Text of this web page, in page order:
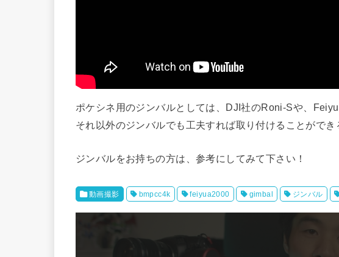
ポケシネ用のジンバルとしては、DJI社のRoni-Sや、
それ以外のジンバルでも工夫すれば取り付けることができ
ジンバルをお持ちの方は、参考にしてみて下さい！
動画撮影 bmpcc4k feiyua2000 gimbal ジンバル